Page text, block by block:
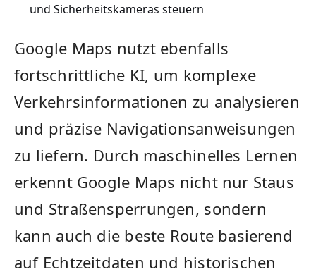
und Sicherheitskameras steuern
Google Maps nutzt ‌ebenfalls
fortschrittliche KI, um ⁣komplexe
Verkehrsinformationen ‍zu analysieren
und präzise Navigationsanweisungen
‌zu liefern. Durch ​maschinelles Lernen
⁣erkennt Google Maps nicht nur Staus
und Straßensperrungen, ⁢sondern
kann ⁣auch die beste ⁣Route basierend
auf Echtzeitdaten und‍ historischen